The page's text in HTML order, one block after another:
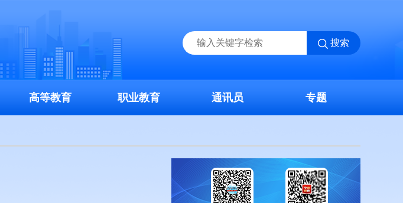
搜索
高等教育 职业教育 通讯员 专题